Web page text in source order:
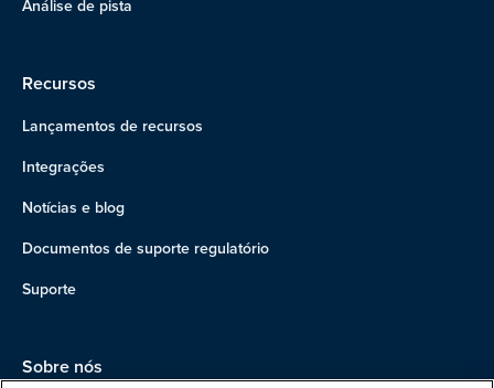
Análise de pista
Recursos
Lançamentos de recursos
Integrações
Notícias e blog
Documentos de suporte regulatório
Suporte
Sobre nós